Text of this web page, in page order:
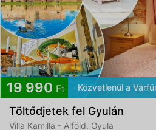
19 990 Ft Közvetlenül a
Töltődjetek fel Gyulán
Villa Kamilla - Alföld, Gyula